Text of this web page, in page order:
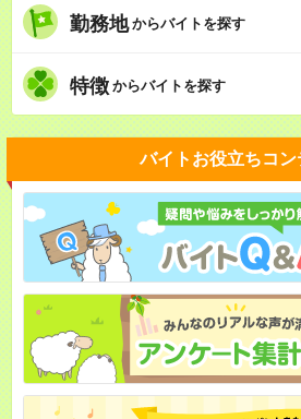
勤務地 からバイトを探す
特徴 からバイトを探す
バイトお役立ちコン